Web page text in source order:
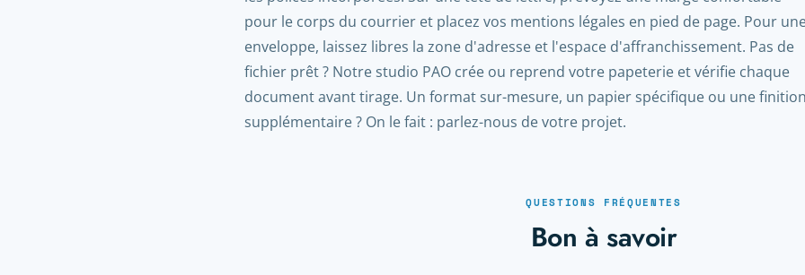
pour le corps du courrier et placez vos mentions légales en pied de page. Pour
enveloppe, laissez libres la zone d'adresse et l'espace d'affranchissement. Pas de
fichier prêt ? Notre studio PAO crée ou reprend votre papeterie et vérifie chaque
document avant tirage. Un format sur-mesure, un papier spécifique ou une
supplémentaire ? On le fait : parlez-nous de votre projet.
QUESTIONS FRÉQUENTES
Bon à savoir